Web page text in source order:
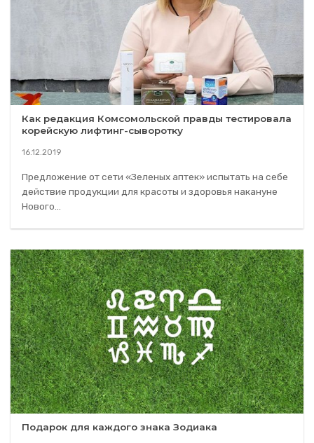
Как редакция Комсомольской правды тестировала
корейскую лифтинг-сыворотку
16.12.2019
Предложение от сети «Зеленых аптек» испытать на себе
действие продукции для красоты и здоровья накануне
Нового...
Подарок для каждого знака Зодиака